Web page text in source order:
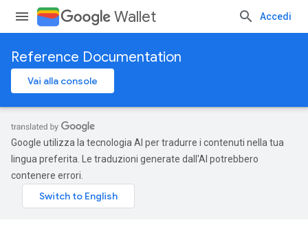
Wallet Accedi
Reference Documentation
Vai alla console
Google utilizza la tecnologia AI per tradurre i contenuti nella tua
lingua preferita. Le traduzioni generate dall'AI potrebbero
contenere errori.